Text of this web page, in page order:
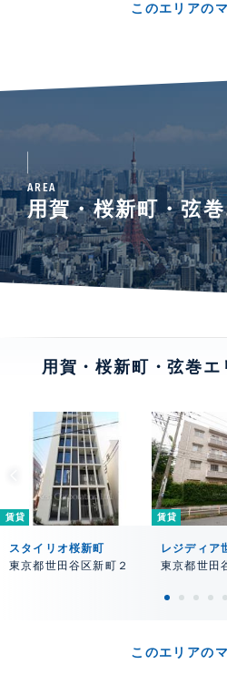
このエリアの
AREA
用賀・桜新町・弦
用賀・桜新町・弦巻
賃貸
スタイリオ桜新町
東京都世田谷区新町２
賃貸
レジディア
東京都世田
このエリアの